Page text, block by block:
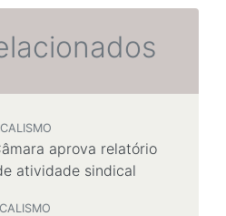
aprova relatório
atividade sindical